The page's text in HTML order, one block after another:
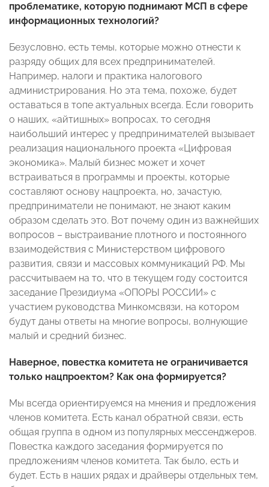
проблематике, которую поднимают МСП в сфере
информационных технологий?
Безусловно, есть темы, которые можно отнести к
разряду общих для всех предпринимателей.
Например, налоги и практика налогового
администрирования. Но эта тема, похоже, будет
оставаться в топе актуальных всегда. Если говорить
о наших, «айтишных» вопросах, то сегодня
наибольший интерес у предпринимателей вызывает
реализация национального проекта «Цифровая
экономика». Малый бизнес может и хочет
встраиваться в программы и проекты, которые
составляют основу нацпроекта, но, зачастую,
предприниматели не понимают, не знают каким
образом сделать это. Вот почему один из важнейших
вопросов – выстраивание плотного и постоянного
взаимодействия с Министерством цифрового
развития, связи и массовых коммуникаций РФ. Мы
рассчитываем на то, что в текущем году состоится
заседание Президиума «ОПОРЫ РОССИИ» с
участием руководства Минкомсвязи, на котором
будут даны ответы на многие вопросы, волнующие
малый и средний бизнес.
Наверное, повестка комитета не ограничивается
только нацпроектом? Как она формируется?
Мы всегда ориентируемся на мнения и предложения
членов комитета. Есть канал обратной связи, есть
общая группа в одном из популярных мессенджеров.
Повестка каждого заседания формируется по
предложениям членов комитета. Так было, есть и
будет. Есть в наших рядах и драйверы отдельных тем,